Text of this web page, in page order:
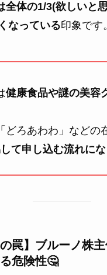
全体の1/3(欲しいと
なっている印象です。
健康食品や謎の美容
どろあわわ」などの
て申し込む流れに
の罠】ブルーノ株
危険性🤔